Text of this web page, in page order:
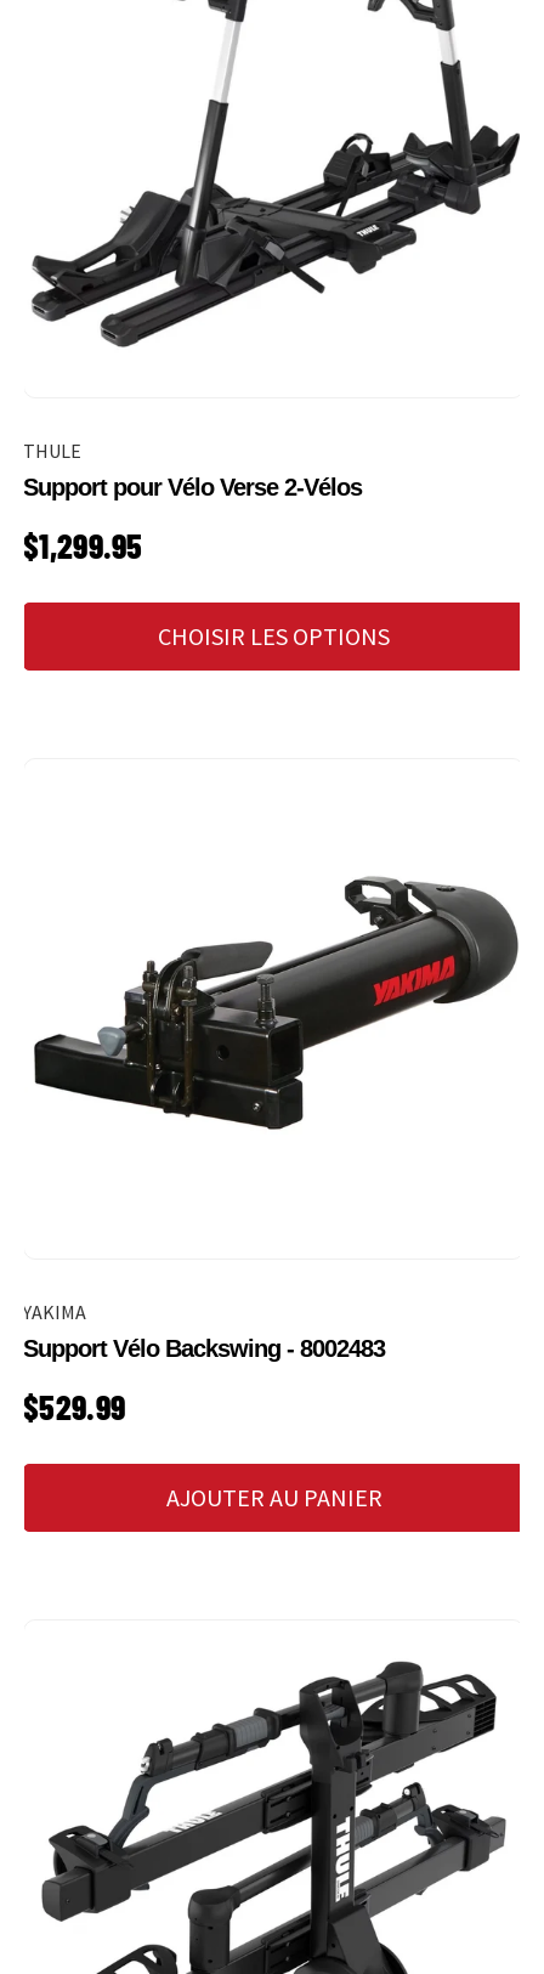
THULE
Support pour Vélo Verse 2-Vélos
PRIX HABITUEL
$1,299.95
CHOISIR LES OPTIONS
YAKIMA
Support Vélo Backswing - 8002483
PRIX HABITUEL
$529.99
AJOUTER AU PANIER